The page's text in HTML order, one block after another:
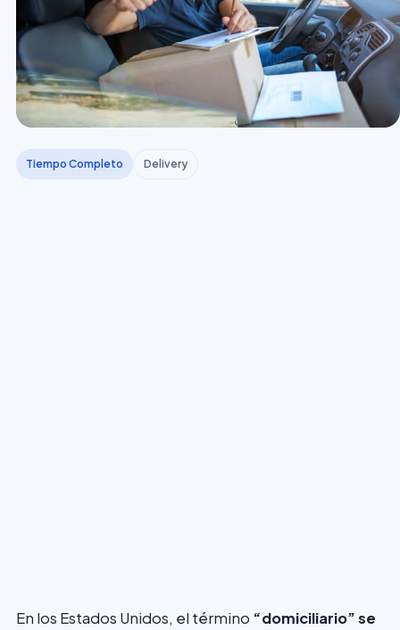
Tiempo Completo Delivery
En los Estados Unidos, el término “domiciliario” se